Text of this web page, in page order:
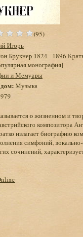
(95)
Игорь
Брукнер 1824 - 1896
монография]
и Мемуары
Музыка
о жизненном и
композитора
излагает биографию
симфоний,
сочинений,